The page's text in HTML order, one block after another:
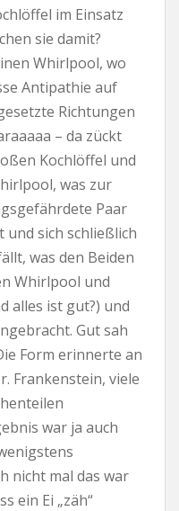
im Einsatz
sie damit?
Whirlpool, wo
Antipathie auf
Richtungen
– da zückt
Kochlöffel und
was zur
Paar
sich schließlich
was den Beiden
Whirlpool und
alles ist gut?) und
Gut sah
Form erinnerte an
Frankenstein, viele
war ja auch
nicht mal das war
ein Ei „zäh“